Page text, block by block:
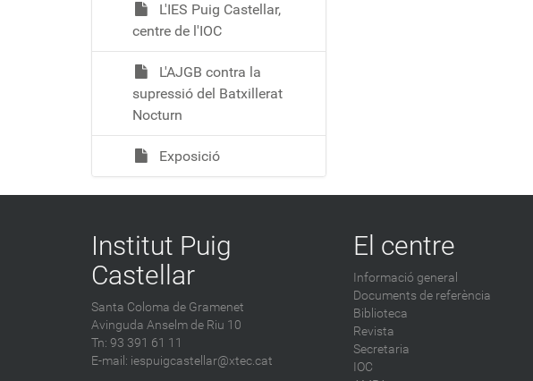
L'IES Puig Castellar,
centre de l'IOC
L'AJGB contra la
supressió del Batxillerat
Nocturn
Exposició
Institut Puig
Castellar
Santa Coloma de Gramenet
Avinguda Anselm de Riu 10
Tn: 93 391 61 11
E-mail: iespuigcastellar@xtec.cat
El centre
Informació general
Documents de referència
Biblioteca
Revista
Secretaria
IOC